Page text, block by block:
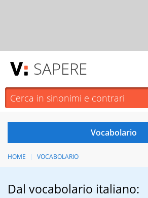
SAPERE
HOME VOCABOLARIO
Dal vocabolario italiano: